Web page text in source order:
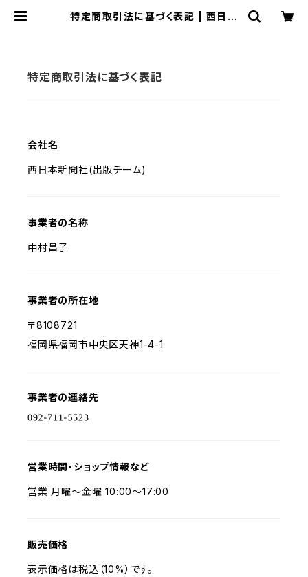
特定商取引法に基づく表記 | 西日本
特定商取引法に基づく表記
会社名
西日本新聞社(出版チーム)
事業者の名称
中村昌子
事業者の所在地
〒8108721
福岡県福岡市中央区天神1-4-1
事業者の連絡先
営業時間・ショップ情報など
営業 月曜～金曜 10:00～17:00
販売価格
表示価格は税込（10%）です。